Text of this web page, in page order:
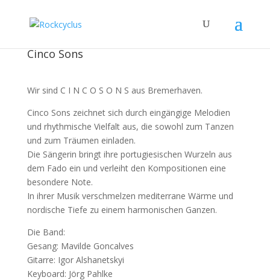
Cinco Sons
Wir sind C I N C O S O N S aus Bremerhaven.
Cinco Sons zeichnet sich durch eingängige Melodien
und rhythmische Vielfalt aus, die sowohl zum Tanzen
und zum Träumen einladen.
Die Sängerin bringt ihre portugiesischen Wurzeln aus
dem Fado ein und verleiht den Kompositionen eine
besondere Note.
In ihrer Musik verschmelzen mediterrane Wärme und
nordische Tiefe zu einem harmonischen Ganzen.
Die Band:
Gesang: Mavilde Goncalves
Gitarre: Igor Alshanetskyi
Keyboard: Jörg Pahlke